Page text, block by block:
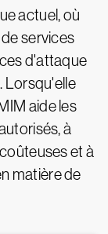
actuel, où
services
d'attaque
Lorsqu'elle
aide les
à
et à
matière de